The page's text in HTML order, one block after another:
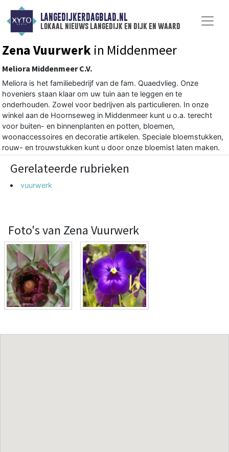
LANGEDIJKERDAGBLAD.NL
lokaal nieuws langedijk en dijk en waard
Zena Vuurwerk in Middenmeer
Meliora Middenmeer C.V.
Meliora is het familiebedrijf van de fam. Quaedvlieg. Onze
hoveniers staan klaar om uw tuin aan te leggen en te
onderhouden. Zowel voor bedrijven als particulieren. In onze
winkel aan de Hoornseweg in Middenmeer kunt u o.a. terecht
voor buiten- en binnenplanten en potten, bloemen,
woonaccessoires en decoratie artikelen. Speciale bloemstukken,
rouw- en trouwstukken kunt u door onze bloemist laten maken.
Gerelateerde rubrieken
vuurwerk
Foto's van Zena Vuurwerk